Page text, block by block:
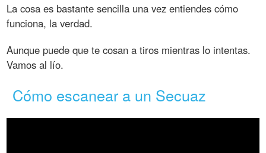
La cosa es bastante sencilla una vez entiendes cómo
funciona, la verdad.
Aunque puede que te cosan a tiros mientras lo intentas.
Vamos al lío.
Cómo escanear a un Secuaz